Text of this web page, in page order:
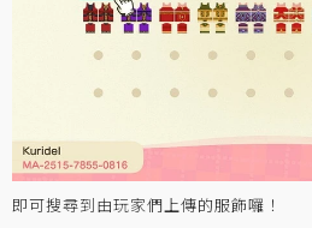
即可搜尋到由玩家們上傳的服飾囉！